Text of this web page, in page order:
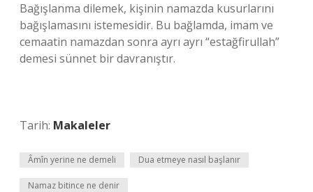
Bağışlanma dilemek, kişinin namazda kusurlarını
bağışlamasını istemesidir. Bu bağlamda, imam ve
cemaatin namazdan sonra ayrı ayrı “estağfirullah”
demesi sünnet bir davranıştır.
Tarih: Makaleler
Âmîn yerine ne demeli Dua etmeye nasıl başlanır
Namaz bitince ne denir